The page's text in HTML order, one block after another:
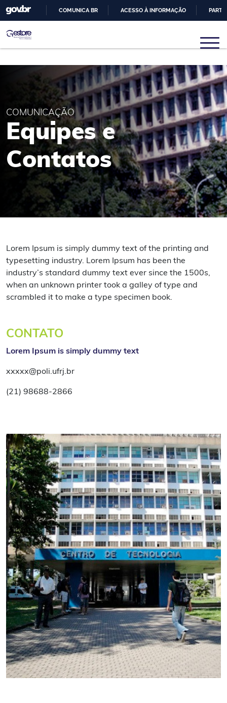
O
COMUNICA BR ACESSO À INFORMAÇÃO
Gestore
Núcleo de Pesquisas em Sistemas e Gestão de
COMUNICAÇÃO
Equipes e
Contatos
Lorem Ipsum is simply dummy text of the printing and
typesetting industry. Lorem Ipsum has been the
industry’s standard dummy text ever since the 1500s,
when an unknown printer took a galley of type and
scrambled it to make a type specimen book.
CONTATO
Lorem Ipsum is simply dummy text
xxxxx@poli.ufrj.br
(21) 98688-2866